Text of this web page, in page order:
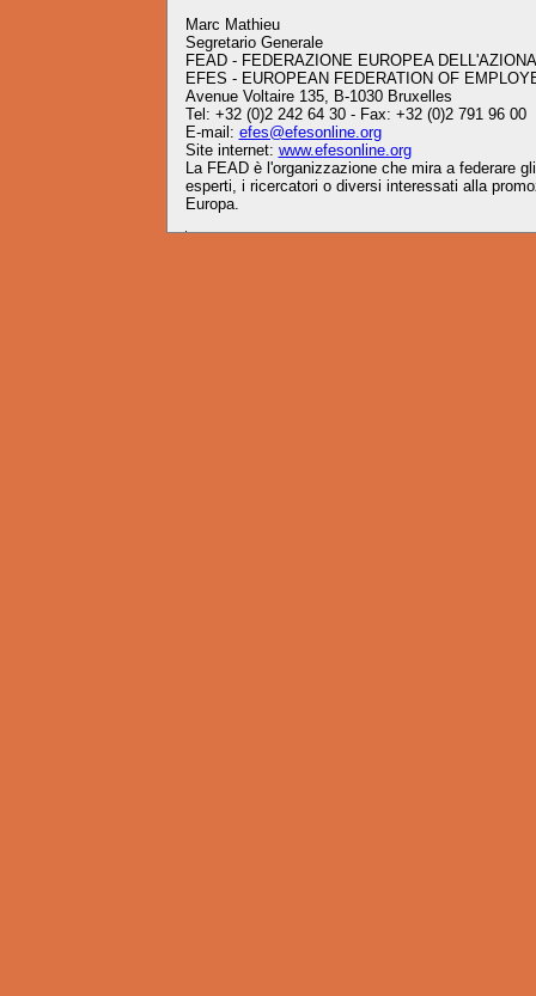
Marc Mathieu
Segretario Generale
FEAD - FEDERAZIONE EUROPEA
EFES - EUROPEAN FEDERATION OF
Avenue Voltaire 135, B-1030 Bruxelles
Tel: +32 (0)2 242 64 30 - Fax: +32 (0)2 791 96 00
E-mail: efes@efesonline.org
Site internet: www.efesonline.org
La FEAD è l'organizzazione che mira a federare
esperti, i ricercatori o diversi interessati alla
Europa.